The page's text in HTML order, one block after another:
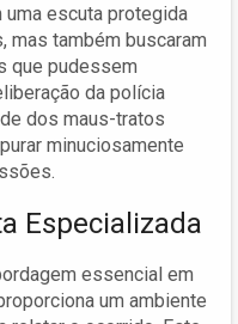
uma escuta protegida
também buscaram
que pudessem
da polícia
dos maus-tratos
minuciosamente
Especializada
essencial em
um ambiente